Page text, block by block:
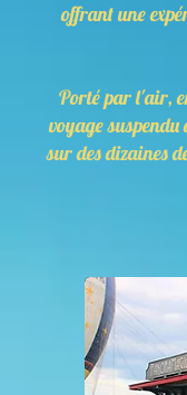
offrant une
Porté par l'air,
voyage
sur des dizaines